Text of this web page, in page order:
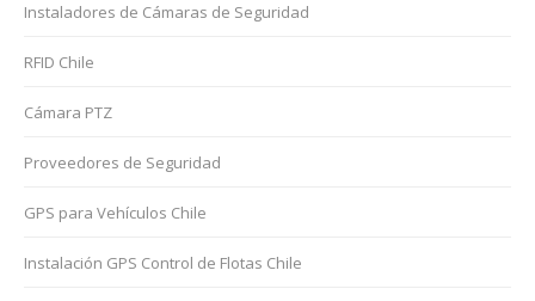
Instaladores de Cámaras de Seguridad
RFID Chile
Cámara PTZ
Proveedores de Seguridad
GPS para Vehículos Chile
Instalación GPS Control de Flotas Chile